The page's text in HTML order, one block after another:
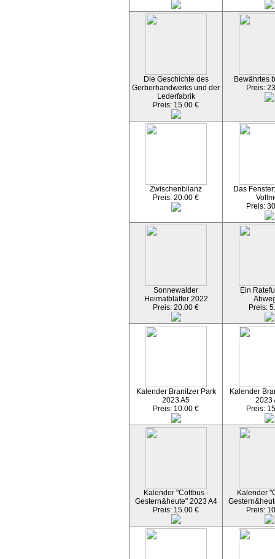
Die Geschichte des
Gerberhandwerks und der
Lederfabrik
Preis: 15.00 €
Bewährtes
Preis:
Zwischenbilanz
Preis: 20.00 €
Das
Preis:
Sonnewalder
Heimatblätter 2022
Preis: 20.00 €
Ein
Preis:
Kalender Branitzer Park
2023 A5
Preis: 10.00 €
Kalender
2023
Preis:
Kalender "Cottbus -
Gestern&heute" 2023 A4
Preis: 15.00 €
Kalender
Preis: